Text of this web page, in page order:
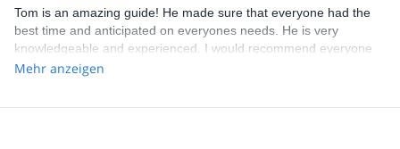
Tom is an amazing guide! He made sure that everyone had the
best time and anticipated on everyones needs. He is very
knowledgeable and experienced. I would recommend everyone
booking a tour with him!
Mehr anzeigen